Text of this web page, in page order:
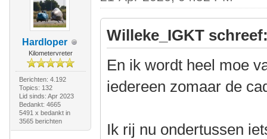
Hardloper
Kilometervreter
Berichten: 4.192
Topics: 132
Lid sinds: Apr 2023
Bedankt: 4665
5491 x bedankt in
3565 berichten
Willeke_IGKT
En ik wordt heel moe
iedereen zomaar de
Ik rij nu ondertussen